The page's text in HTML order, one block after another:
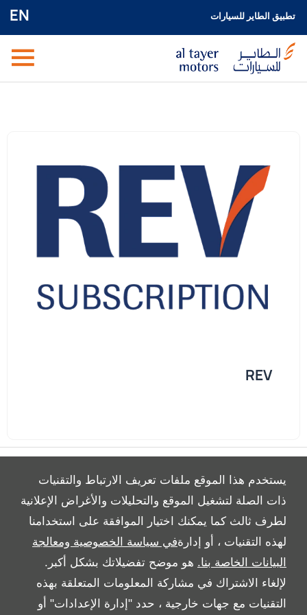
يستخدم هذا الموقع ملفات تعريف الارتباط والتقنيات
ذات الصلة لتشغيل الموقع والتحليلات والأغراض الإعلانية
لطرف ثالث كما يمكنك اختيار الموافقة على استخدامنا
لهذه التقنيات ، أو إدارةفي سياسة الخصوصية ومعالجة
البيانات الخاصة بنا. هو موضح تفضيلاتك بشكل أكبر.
لإلغاء الاشتراك في مشاركة المعلومات المتعلقة بهذه
التقنيات مع جهات خارجية ، حدد "إدارة الإعدادات" أو
EN تطبيق الطاير للسيارات
REV
All Rights Reserved
Follow Al Tayer Motors